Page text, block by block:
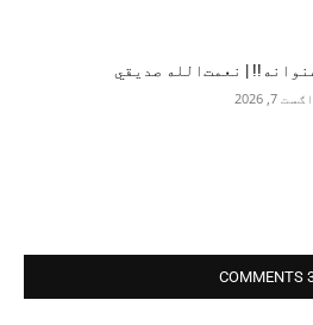
| نعمت‌الله صدیقي
اګست 7, 2026
3